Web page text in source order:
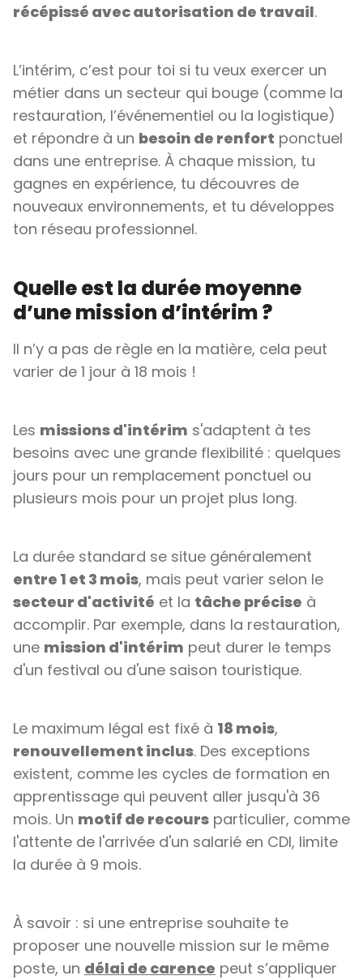
récépissé avec autorisation de travail.
L’intérim, c’est pour toi si tu veux exercer un
métier dans un secteur qui bouge (comme la
restauration, l’événementiel ou la logistique)
et répondre à un besoin de renfort ponctuel
dans une entreprise. À chaque mission, tu
gagnes en expérience, tu découvres de
nouveaux environnements, et tu développes
ton réseau professionnel.
Quelle est la durée moyenne
d’une mission d’intérim ?
Il n’y a pas de règle en la matière, cela peut
varier de 1 jour à 18 mois !
Les missions d'intérim s'adaptent à tes
besoins avec une grande flexibilité : quelques
jours pour un remplacement ponctuel ou
plusieurs mois pour un projet plus long.
La durée standard se situe généralement
entre 1 et 3 mois, mais peut varier selon le
secteur d'activité et la tâche précise à
accomplir. Par exemple, dans la restauration,
une mission d'intérim peut durer le temps
d'un festival ou d'une saison touristique.
Le maximum légal est fixé à 18 mois,
renouvellement inclus. Des exceptions
existent, comme les cycles de formation en
apprentissage qui peuvent aller jusqu'à 36
mois. Un motif de recours particulier, comme
l'attente de l'arrivée d'un salarié en CDI, limite
la durée à 9 mois.
À savoir : si une entreprise souhaite te
proposer une nouvelle mission sur le même
poste, un délai de carence peut s’appliquer